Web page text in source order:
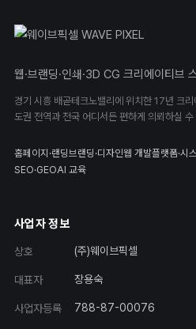
웹·브랜딩·인쇄·3D CG 크리에이티브
경기 시흥 배곧테크노밸리에 위치한 17년 크
도권 전역과 전국 어디서든 편하게 의뢰하실 수
홈페이지·랜딩 브랜딩·디자인웹 개발플랫폼·시
SEO·GEOAI 교육
사업자 정보
상호 (주)웨이브픽셀
대표자 장용숙
사업자등록 788-87-00076